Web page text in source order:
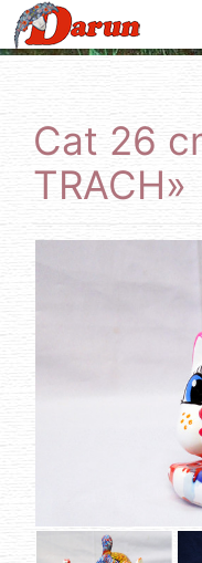
Cat 26
TRACH»